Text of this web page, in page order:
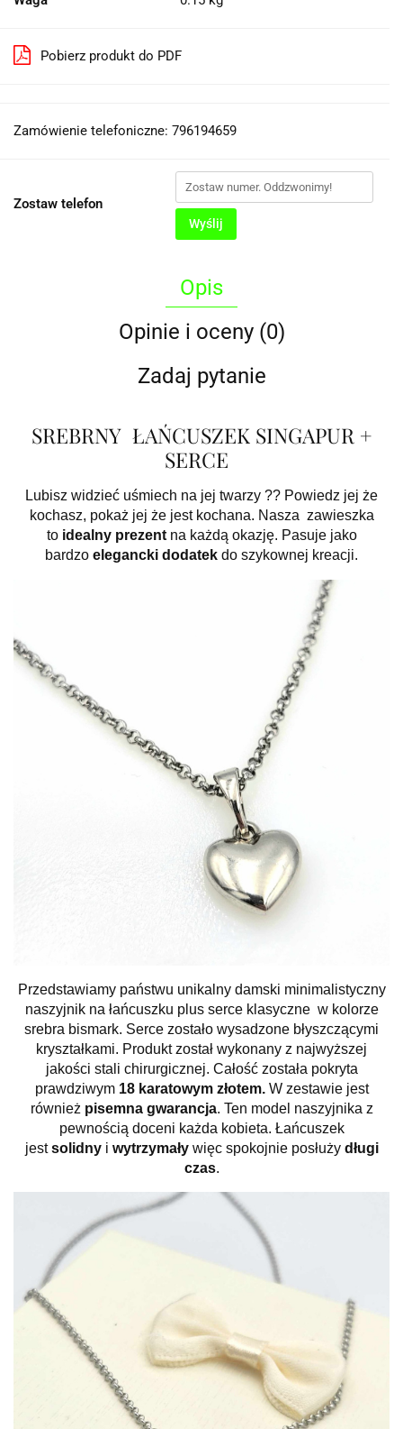
Pobierz produkt do PDF
Zamówienie telefoniczne: 796194659
Zostaw telefon
Wyślij
Opis
Opinie i oceny (0)
Zadaj pytanie
SREBRNY ŁAŃCUSZEK SINGAPUR +
SERCE
Lubisz widzieć uśmiech na jej twarzy ?? Powiedz jej że
kochasz, pokaż jej że jest kochana. Nasza zawieszka
to idealny prezentna każdą okazję. Pasuje jako
bardzo elegancki dodatek do szykownej kreacji.
Przedstawiamy państwu unikalny damski minimalistyczny
naszyjnik na łańcuszku plus serce klasyczne w kolorze
srebra bismark. Serce zostało wysadzone błyszczącymi
kryształkami. Produkt został wykonany z najwyższej
jakości stali chirurgicznej. Całość została pokryta
prawdziwym 18 karatowym złotem.W zestawie jest
również pisemna gwarancja. Ten model naszyjnika z
pewnością doceni każda kobieta. Łańcuszek
jestsolidnyi wytrzymaływięc spokojnie posłuży długi
czas.